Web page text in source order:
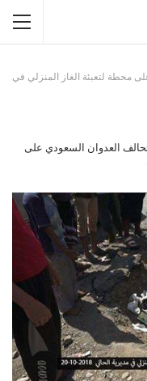
محطة لتعبئة الغاز المنزلي في
العدوان السعودي على